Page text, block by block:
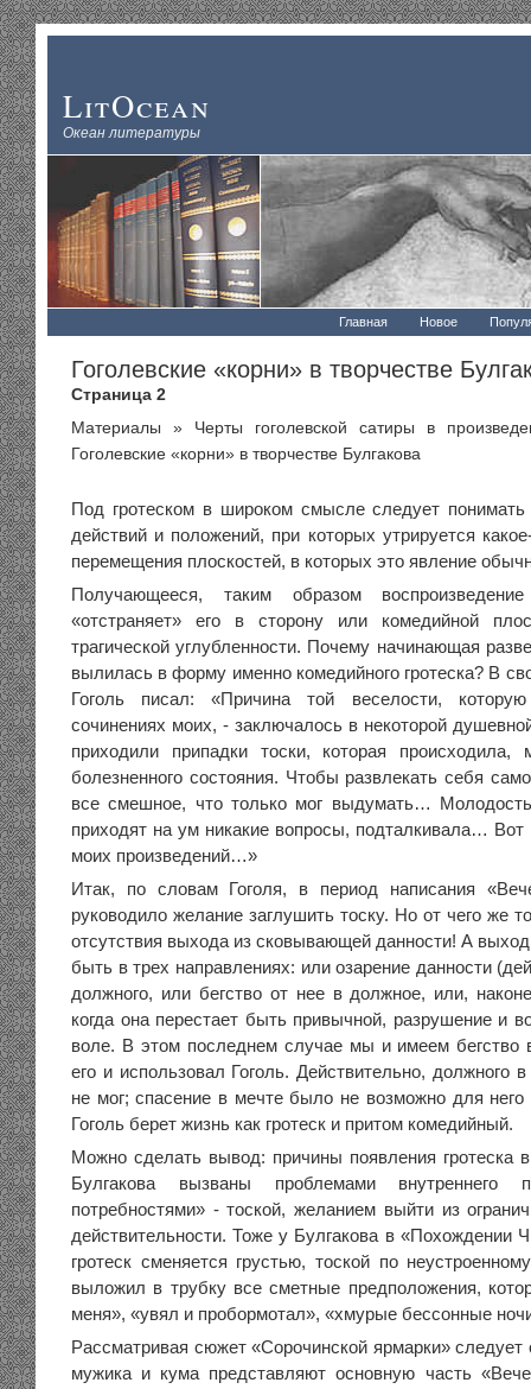
LitOcean
Океан литературы
Главная Новое
Гоголевские «корни» в творчестве
Страница 2
Материалы » Черты гоголевской сатиры в
Гоголевские «корни» в творчестве Булгакова
Под гротеском в широком смысле следует понимать
действий и положений, при которых утрируется
перемещения плоскостей, в которых это явление
Получающееся, таким образом
«отстраняет» его в сторону или комедийной
трагической углубленности. Почему начинающая
вылилась в форму именно комедийного гротеска? В
Гоголь писал: «Причина той веселости,
сочинениях моих, - заключалось в некоторой
приходили припадки тоски, которая
болезненного состояния. Чтобы развлекать себя
все смешное, что только мог выдумать…
приходят на ум никакие вопросы, подталкивала…
моих произведений…»
Итак, по словам Гоголя, в период написания
руководило желание заглушить тоску. Но от чего же
отсутствия выхода из сковывающей данности! А
быть в трех направлениях: или озарение данности
должного, или бегство от нее в должное, или,
когда она перестает быть привычной, разрушение и
воле. В этом последнем случае мы и имеем бегство
его и использовал Гоголь. Действительно, должного
не мог; спасение в мечте было не возможно для него
Гоголь берет жизнь как гротеск и притом комедийный.
Можно сделать вывод: причины появления гротеска
Булгакова вызваны проблемами внутреннего
потребностями» - тоской, желанием выйти из
действительности. Тоже у Булгакова в «Похождении
гротеск сменяется грустью, тоской по
выложил в трубку все сметные предположения,
меня», «увял и пробормотал», «хмурые бессонные
Рассматривая сюжет «Сорочинской ярмарки» следует
мужика и кума представляют основную часть